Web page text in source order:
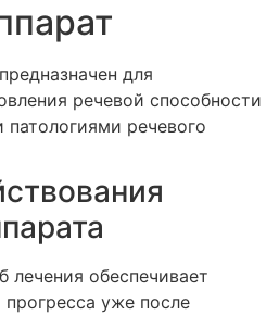
для
речевой способности
патологиями речевого
лечения обеспечивает
уже после